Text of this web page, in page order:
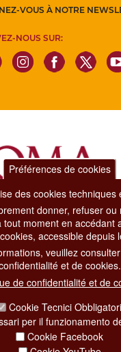
VOUS À NOTRE
NOUS SUR:
Grandi Eventi, Sport,
51
CENTER TEL. 06
LA REDAZIONE
Préférences de cookies
des cookies techniques
donner, refuser
tout moment en accédant
accessible depuis
veuillez
et de cookies.
de confidentialité et de
Cookie Tecnici Obbligatori
per il funzionamento
Cookie Facebook